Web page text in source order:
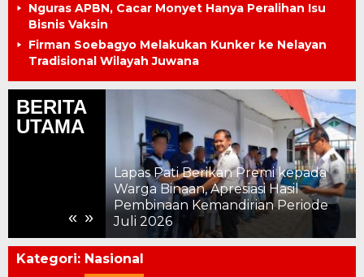
Nguras APBN, Cacar Monyet Hanya Peralihan Isu
Bisnis Vaksin
Firman Soebagyo Melakukan Kunker ke Nelayan
Tradisional Wilayah Juwana
BERITA
UTAMA
« »
Kepolisian Vs Kejagung Saling
Bongkar Aib Institusi
Kategori: Nasional